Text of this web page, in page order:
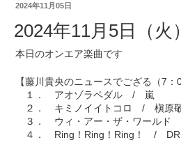
2024年11月05日
2024年11月5日（火）
本日のオンエア楽曲です
【藤川貴央のニュースでござる（7：
１． アオゾラペダル / 嵐
２． キミノイイトコロ / 槇原
３． ウィ・アー・ザ・ワールド
４． Ring！Ring！Ring！ /